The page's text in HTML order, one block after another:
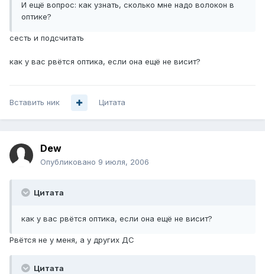
И ещё вопрос: как узнать, сколько мне надо волокон в
оптике?
сесть и подсчитать
как у вас рвётся оптика, если она ещё не висит?
Вставить ник Цитата
Dew
Опубликовано 9 июля, 2006
Цитата
как у вас рвётся оптика, если она ещё не висит?
Рвётся не у меня, а у других ДС
Цитата